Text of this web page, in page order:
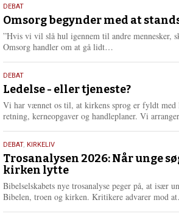
9.
juli
2026
DEBAT
Omsorg begynder med at
”Hvis vi vil slå hul igennem til andre mennesker,
Omsorg handler om at gå lidt…
e
r
e
10.
juni
2026
DEBAT
Ledelse - eller tjeneste?
Vi har vænnet os til, at kirkens sprog er fyldt med
retning, kerneopgaver og handleplaner. Vi
2.
juni
2026
DEBAT, KIRKELIV
Trosanalysen 2026: Når unge
kirken lytte
Bibelselskabets nye trosanalyse peger på, at især
Bibelen, troen og kirken. Kritikere advarer mod